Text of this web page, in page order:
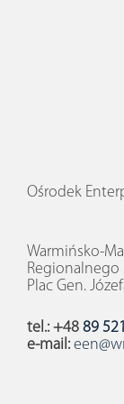
Ośrodek
Warmińsko-
Regionalnego
Plac Gen.
tel.: +48 89
e-mail: